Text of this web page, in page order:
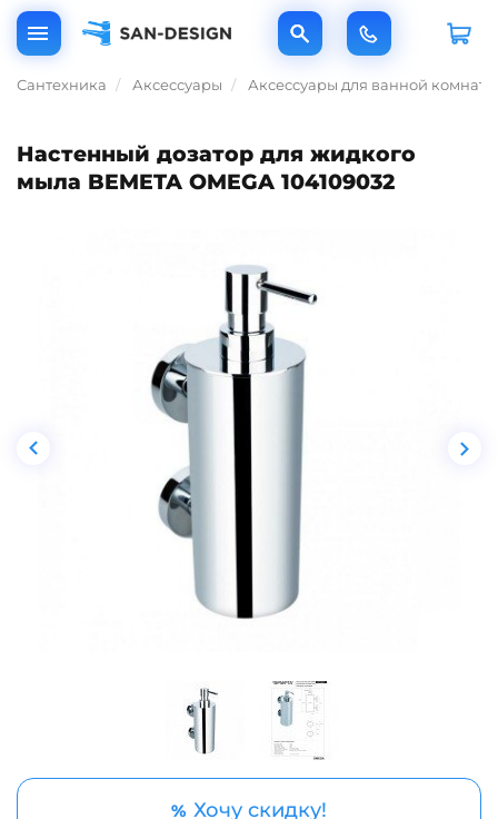
Сантехника Аксессуары Аксессуары для ванной комнаты
Настенный дозатор для жидкого
мыла BEMETA OMEGA 104109032
% Хочу скидку!